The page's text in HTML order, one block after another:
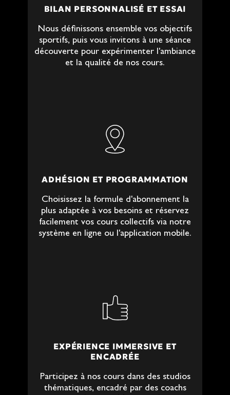
BILAN PERSONNALISÉ ET ESSAI
Nous définissons ensemble vos objectifs
sportifs, puis vous invitons à une séance
découverte pour expérimenter l'ambiance
et la qualité de nos cours.
ADHÉSION ET PROGRAMMATION
Choisissez la formule d'abonnement la
plus adaptée à vos besoins et réservez
facilement vos cours collectifs via notre
système en ligne ou l'application mobile.
EXPÉRIENCE IMMERSIVE ET
ENCADRÉE
Participez à nos cours dans des studios
thématiques, encadré par des coachs